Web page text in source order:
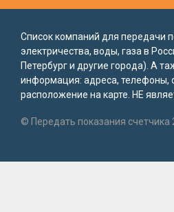
Список компаний для передачи
электричества, воды, газа в
Петербург и другие города). А
информация: адреса, телефоны,
расположение на карте. НЕ
© Передать показания счетчика